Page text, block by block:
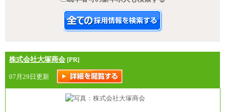
株式会社大塚商会 [PR]
07月29日更新